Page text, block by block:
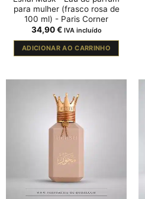
para mulher (frasco rosa de
100 ml) - Paris Corner
34,90€ IVA incluído
ADICIONAR AO CARRINHO